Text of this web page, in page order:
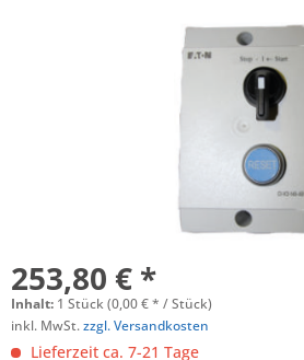
253,80 € *
Inhalt: 1 Stück (0,00 € * / Stück)
inkl. MwSt.zzgl. Versandkosten
Lieferzeit ca. 7-21 Tage